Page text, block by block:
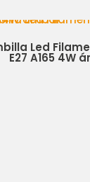
Led
E27 A165 4W